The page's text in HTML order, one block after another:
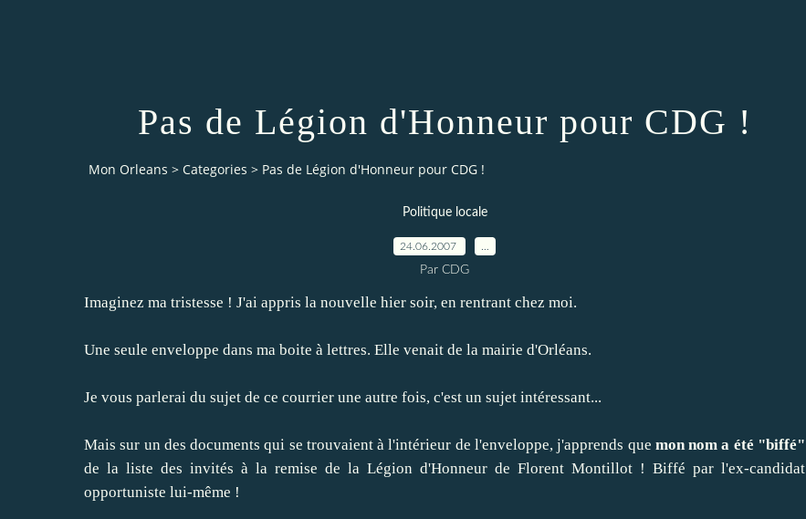
Pas de Légion d'Honneur pour CDG !
Mon Orleans > Categories > Pas de Légion d'Honneur pour CDG !
Politique locale
24.06.2007
Par CDG
Imaginez ma tristesse ! J'ai appris la nouvelle hier soir, en rentrant chez moi.
Une seule enveloppe dans ma boite à lettres. Elle venait de la mairie d'Orléans.
Je vous parlerai du sujet de ce courrier une autre fois, c'est un sujet intéressant...
Mais sur un des documents qui se trouvaient à l'intérieur de l'enveloppe, j'apprends que mon nom a été "biffé"
de la liste des invités à la remise de la Légion d'Honneur de Florent Montillot ! Biffé par l'ex-candidat
opportuniste lui-même !